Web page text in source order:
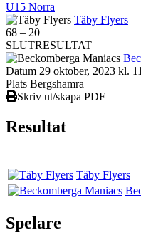
U15 Norra
Täby Flyers
68 – 20
SLUTRESULTAT
Datum 29 oktober, 2023 kl.
Plats Bergshamra
Skriv ut/skapa PDF
Resultat
Täby Flyers
Spelare